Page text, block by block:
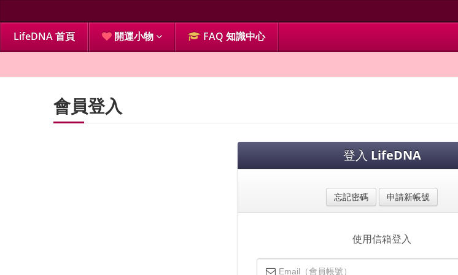
LifeDNA 首頁 開運小物 FAQ 知識中心
會員登入
登入 LifeDNA
忘記密碼 申請新帳號
使用信箱登入